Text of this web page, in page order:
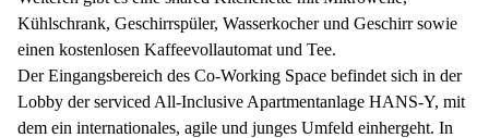
Kühlschrank, Geschirrspüler, Wasserkocher und Geschirr sowie
einen kostenlosen Kaffeevollautomat und Tee.
Der Eingangsbereich des Co-Working Space befindet sich in der
Lobby der serviced All-Inclusive Apartmentanlage HANS-Y, mit
dem ein internationales, agile und junges Umfeld einhergeht. In